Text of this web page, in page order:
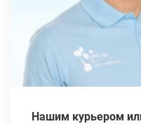
Нашим курьером